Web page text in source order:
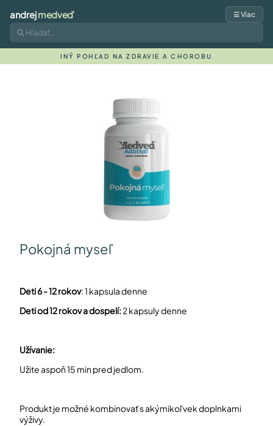
andrejmedveď ☰ Viac
INÝ POHĽAD NA ZDRAVIE A CHOROBU
Pokojná myseľ
Deti 6 - 12 rokov: 1 kapsula denne
Deti od 12 rokov a dospelí:2 kapsuly denne
Užívanie:
Užite aspoň 15 min pred jedlom.
Produkt je možné kombinovať s akýmikoľvek doplnkami
výživy.